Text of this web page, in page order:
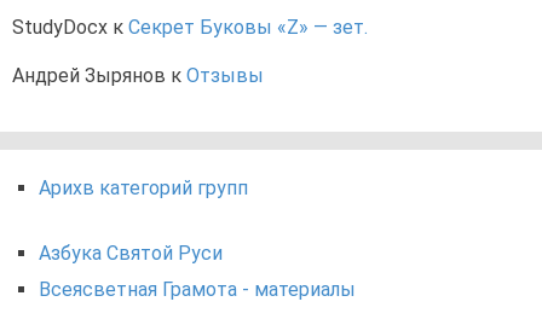
StudyDocx к Секрет Буковы «Z» — зет.
Андрей Зырянов к Отзывы
Арихв категорий групп
Азбука Святой Руси
Всеясветная Грамота - материалы